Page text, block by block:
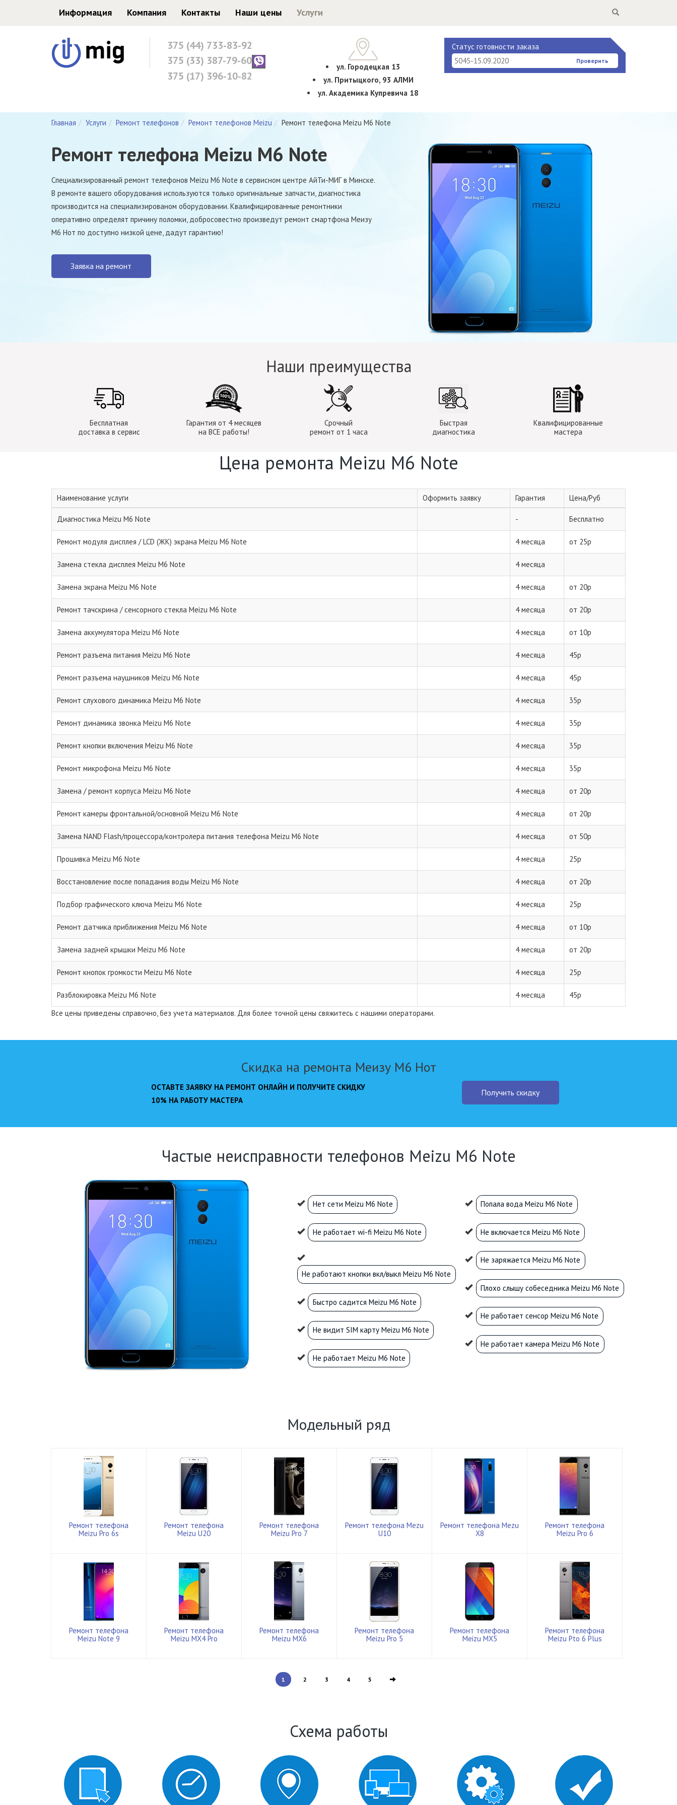
Информация Компания Контакты Наши цены Услуги
375 (44) 733-83-92
375 (33) 387-79-60
375 (17) 396-10-82
ул. Городецкая 13
ул. Притыцкого, 93 АЛМИ
ул. Академика Купревича 18
Статус готовности заказа
Проверить
Главная Услуги Ремонт телефонов Ремонт телефонов Meizu Ремонт телефона Meizu M6 Note
Ремонт телефона Meizu M6 Note
Специализированный ремонт телефонов Meizu M6 Note в сервисном центре АйТи-МИГ в Минске.
В ремонте вашего оборудования используются только оригинальные запчасти, диагностика
производится на специализированом оборудовании. Квалифицированные ремонтники
оперативно определят причину поломки, добросовестно произведут ремонт смартфона Меизу
М6 Нот по доступно низкой цене, дадут гарантию!
Заявка на ремонт
Наши преимущества
Бесплатная
доставка в сервис
Гарантия от 4 месяцев
на ВСЕ работы!
Срочный
ремонт от 1 часа
Быстрая
диагностика
Квалифицированные
мастера
Цена ремонта Meizu M6 Note
Наименование услуги Оформить заявку Гарантия Цена/Руб
Диагностика Meizu M6 Note - Бесплатно
Ремонт модуля дисплея / LCD (ЖК) экрана Meizu M6 Note 4 месяца от 25р
Замена стекла дисплея Meizu M6 Note 4 месяца
Замена экрана Meizu M6 Note 4 месяца от 20р
Ремонт тачскрина / сенсорного стекла Meizu M6 Note 4 месяца от 20р
Замена аккумулятора Meizu M6 Note 4 месяца от 10р
Ремонт разъема питания Meizu M6 Note 4 месяца 45р
Ремонт разъема наушников Meizu M6 Note 4 месяца 45р
Ремонт слухового динамика Meizu M6 Note 4 месяца 35р
Ремонт динамика звонка Meizu M6 Note 4 месяца 35р
Ремонт кнопки включения Meizu M6 Note 4 месяца 35р
Ремонт микрофона Meizu M6 Note 4 месяца 35р
Замена / ремонт корпуса Meizu M6 Note 4 месяца от 20р
Ремонт камеры фронтальной/основной Meizu M6 Note 4 месяца от 20р
Замена NAND Flash/процессора/контролера питания телефона Meizu M6 Note 4 месяца от 50р
Прошивка Meizu M6 Note 4 месяца 25р
Восстановление после попадания воды Meizu M6 Note 4 месяца от 20р
Подбор графического ключа Meizu M6 Note 4 месяца 25р
Ремонт датчика приближения Meizu M6 Note 4 месяца от 10р
Замена задней крышки Meizu M6 Note 4 месяца от 20р
Ремонт кнопок громкости Meizu M6 Note 4 месяца 25р
Разблокировка Meizu M6 Note 4 месяца
45р
Все цены приведены справочно, без учета материалов. Для более точной цены свяжитесь с нашими операторами.
Скидка на ремонта Меизу М6 Нот
ОСТАВТЕ ЗАЯВКУ НА РЕМОНТ ОНЛАЙН И ПОЛУЧИТЕ СКИДКУ
10% НА РАБОТУ МАСТЕРА
Получить скидку
Частые неисправности телефонов Meizu M6 Note
Нет сети Meizu M6 Note
Не работает wi-fi Meizu M6 Note
Не работают кнопки вкл/выкл Meizu M6 Note
Быстро садится Meizu M6 Note
Не видит SIM карту Meizu M6 Note
Не работает Meizu M6 Note
Попала вода Meizu M6 Note
Не включается Meizu M6 Note
Не заряжается Meizu M6 Note
Плохо слышу собеседника Meizu M6 Note
Не работает сенсор Meizu M6 Note
Не работает камера Meizu M6 Note
Модельный ряд
Ремонт телефона
Meizu Pro 6s
Ремонт телефона
Meizu U20
Ремонт телефона
Meizu Pro 7
Ремонт телефона Mezu
U10
Ремонт телефона Mezu
X8
Ремонт телефона
Meizu Pro 6
Ремонт телефона
Meizu Note 9
Ремонт телефона
Meizu MX4 Pro
Ремонт телефона
Meizu MX6
Ремонт телефона
Meizu Pro 5
Ремонт телефона
Meizu MX5
Ремонт телефона
Meizu Pto 6 Plus
1 2 3 4 5
Схема работы